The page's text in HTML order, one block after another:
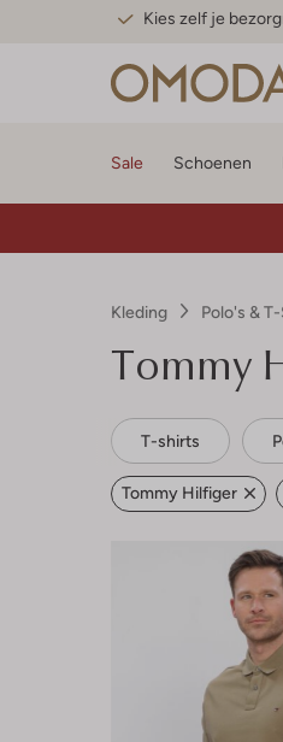
Kies zelf je
Sale Schoenen
Kleding Polo's &
Tommy
T-shirts
Tommy Hilfiger